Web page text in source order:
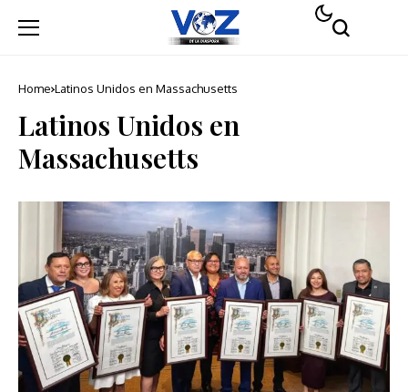
Home Latinos Unidos en Massachusetts
Latinos Unidos en
Massachusetts